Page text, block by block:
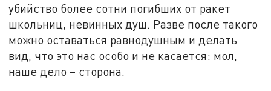
убийство более сотни погибших от ракет
школьниц, невинных душ. Разве после такого
можно оставаться равнодушным и делать
вид, что это нас особо и не касается: мол,
наше дело – сторона.